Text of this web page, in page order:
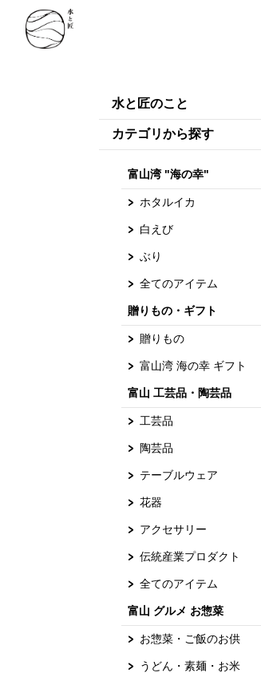
水と匠のこと
カテゴリから探す
富山湾 "海の幸"
ホタルイカ
白えび
ぶり
全てのアイテム
贈りもの・ギフト
贈りもの
富山湾 海の幸 ギフト
富山 工芸品・陶芸品
工芸品
陶芸品
テーブルウェア
花器
アクセサリー
伝統産業プロダクト
全てのアイテム
富山 グルメ お惣菜
お惣菜・ご飯のお供
うどん・素麺・お米